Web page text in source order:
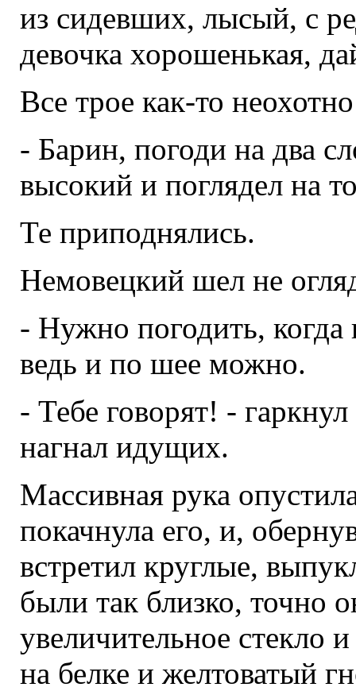
из сидевших, лысый, с
девочка хорошенькая,
Все трое как-то
- Барин, погоди на два
высокий и поглядел на
Те приподнялись.
Немовецкий шел не
- Нужно погодить,
ведь и по шее можно.
- Тебе говорят! -
нагнал идущих.
Массивная рука
покачнула его, и,
встретил круглые,
были так близко, точно
увеличительное стекло
на белке и желтоватый